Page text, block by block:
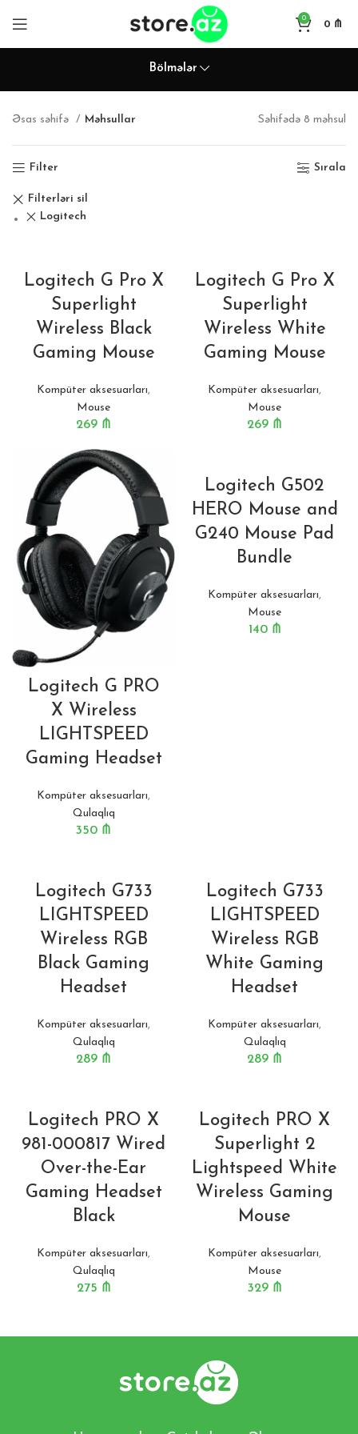
0
0 ₼
Bölmələr
Əsas səhifə Məhsullar Səhifədə 8 məhsul
Filter Sırala
Filterləri sil
Logitech
Logitech G Pro X
Superlight
Wireless Black
Gaming Mouse
Kompüter aksesuarları,
Mouse
269 ₼
Logitech G Pro X
Superlight
Wireless White
Gaming Mouse
Kompüter aksesuarları,
Mouse
269 ₼
Logitech G PRO
X Wireless
LIGHTSPEED
Gaming Headset
Kompüter aksesuarları,
Qulaqlıq
350 ₼
Logitech G502
HERO Mouse and
G240 Mouse Pad
Bundle
Kompüter aksesuarları,
Mouse
140 ₼
Logitech G733
LIGHTSPEED
Wireless RGB
Black Gaming
Headset
Kompüter aksesuarları,
Qulaqlıq
289 ₼
Logitech G733
LIGHTSPEED
Wireless RGB
White Gaming
Headset
Kompüter aksesuarları,
Qulaqlıq
289 ₼
Logitech PRO X
981-000817 Wired
Over-the-Ear
Gaming Headset
Black
Kompüter aksesuarları,
Qulaqlıq
275 ₼
Logitech PRO X
Superlight 2
Lightspeed White
Wireless Gaming
Mouse
Kompüter aksesuarları,
Mouse
329 ₼